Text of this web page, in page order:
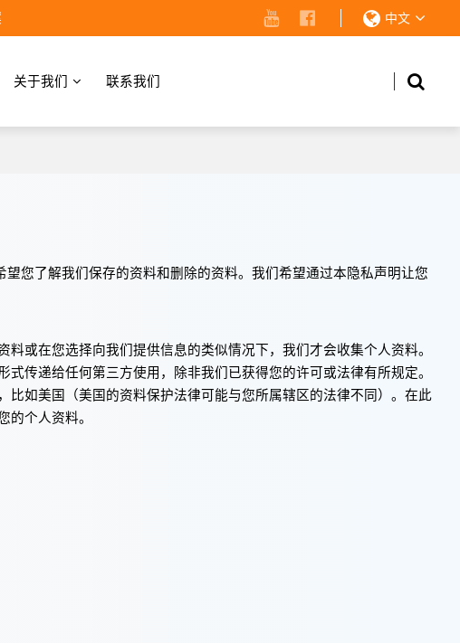
中文
关于我们 联系我们
您了解我们保存的资料和删除的资料。我们希望通过本隐私声明让您
或在您选择向我们提供信息的类似情况下，我们才会收集个人资料。
传递给任何第三方使用，除非我们已获得您的许可或法律有所规定。
如美国（美国的资料保护法律可能与您所属辖区的法律不同）。在此
个人资料。